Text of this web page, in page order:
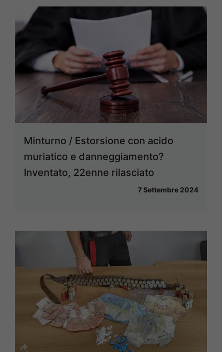
Minturno / Estorsione con acido
muriatico e danneggiamento?
Inventato, 22enne rilasciato
7 Settembre 2024